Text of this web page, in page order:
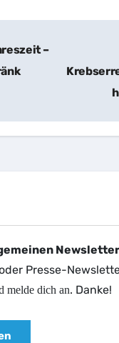
–
Newsletter
Presse-
melde dich an. Danke!